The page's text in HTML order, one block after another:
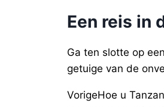
Een reis in
Ga ten slotte op
getuige van de
VorigeHoe u